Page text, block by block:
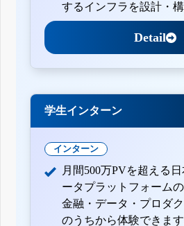
するインフラを設計・構
Detail
学生インターン
インターン
月間500万PVを超える
ータプラットフォーム
金融・データ・プロダ
のうちから体験できます